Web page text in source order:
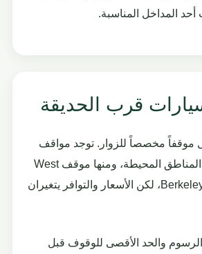
المداخل المناسبة.
قرب الحديقة
موقفاً مخصصاً للزوار. توجد مواقف
عامة مدفوعة في المناطق المحيطة، ومنها موقف West
End قرب Berkeley Place، لكن الأسعار والتوافر يتغيران
الرسوم والحد الأقصى للوقوف قبل